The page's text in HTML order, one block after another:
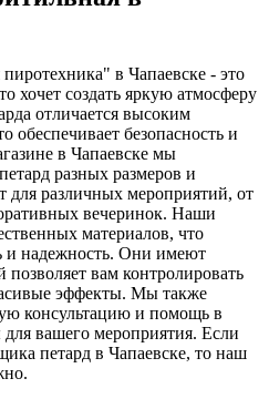
в Чапаевске - это
хочет создать яркую атмосферу
отличается высоким
обеспечивает безопасность и
в Чапаевске мы
разных размеров и
для различных мероприятий, от
вечеринок. Наши
материалов, что
и надежность. Они имеют
вам контролировать
эффекты. Мы также
консультацию и помощь в
вашего мероприятия. Если
петард в Чапаевске, то наш